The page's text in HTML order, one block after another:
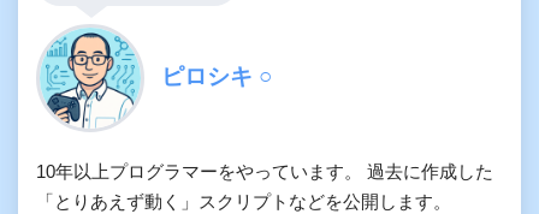
ピロシキ ○
10年以上プログラマーをやっています。 過去に作成した
「とりあえず動く」スクリプトなどを公開します。